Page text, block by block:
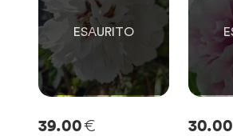
39.00€ 30.00